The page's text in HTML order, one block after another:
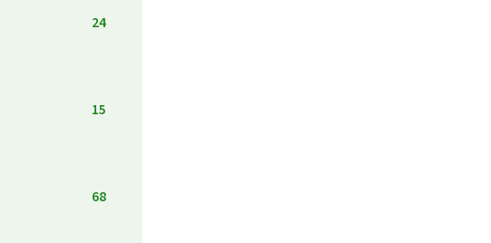
24
15
68